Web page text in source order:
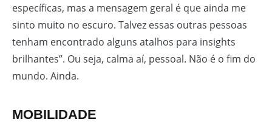
específicas, mas a mensagem geral é que ainda me
sinto muito no escuro. Talvez essas outras pessoas
tenham encontrado alguns atalhos para insights
brilhantes”. Ou seja, calma aí, pessoal. Não é o fim do
mundo. Ainda.
MOBILIDADE